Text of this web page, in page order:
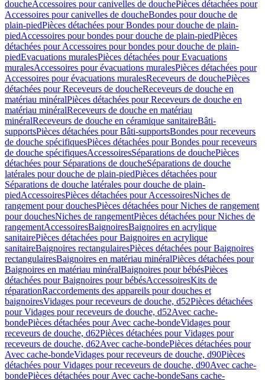
doucheAccessoires pour canivelles de douchePièces détachées pour
Accessoires pour canivelles de doucheBondes pour douche de
plain-piedPièces détachées pour Bondes pour douche de plain-
piedAccessoires pour bondes pour douche de plain-piedPièces
détachées pour Accessoires pour bondes pour douche de plain-
piedEvacuations muralesPièces détachées pour Evacuations
muralesAccessoires pour évacuations muralesPièces détachées pour
Accessoires pour évacuations muralesReceveurs de douchePièces
détachées pour Receveurs de doucheReceveurs de douche en
matériau minéralPièces détachées pour Receveurs de douche en
matériau minéralReceveurs de douche en matériau
minéralReceveurs de douche en céramique sanitaireBâti-
supportsPièces détachées pour Bâti-supportsBondes pour receveurs
de douche spécifiquesPièces détachées pour Bondes pour receveurs
de douche spécifiquesAccessoiresSéparations de douchePièces
détachées pour Séparations de doucheSéparations de douche
latérales pour douche de plain-piedPièces détachées pour
Séparations de douche latérales pour douche de plain-
piedAccessoiresPièces détachées pour AccessoiresNiches de
rangement pour douchesPièces détachées pour Niches de rangement
pour douchesNiches de rangementPièces détachées pour Niches de
rangementAccessoiresBaignoiresBaignoires en acrylique
sanitairePièces détachées pour Baignoires en acrylique
sanitaireBaignoires rectangulairesPièces détachées pour Baignoires
rectangulairesBaignoires en matériau minéralPièces détachées pour
Baignoires en matériau minéralBaignoires pour bébésPièces
détachées pour Baignoires pour bébésAccessoiresKits de
réparationRaccordements des appareils pour douches et
baignoiresVidages pour receveurs de douche, d52Pièces détachées
pour Vidages pour receveurs de douche, d52Avec cache-
bondePièces détachées pour Avec cache-bondeVidages pour
receveurs de douche, d62Pièces détachées pour Vidages pour
receveurs de douche, d62Avec cache-bondePièces détachées pour
Avec cache-bondeVidages pour receveurs de douche, d90Pièces
détachées pour Vidages pour receveurs de douche, d90Avec cache-
bondePièces détachées pour Avec cache-bondeSans cache-